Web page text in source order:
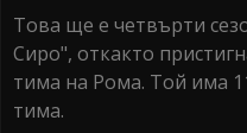
Това ще е четвърти
Сиро", откакто
тима на Рома. Той има
тима.